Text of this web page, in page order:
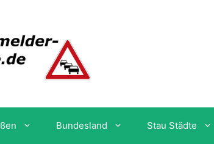
Bundesland Stau Städte